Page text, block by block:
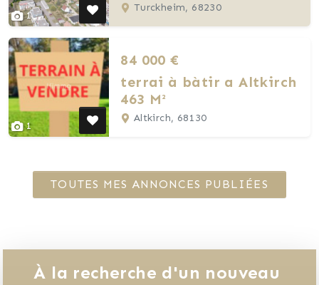
1
Turckheim, 68230
1
84 000 €
terrai à bàtir a Altkirch
463 M²
Altkirch, 68130
TOUTES MES ANNONCES PUBLIÉES
À la recherche d'un nouveau